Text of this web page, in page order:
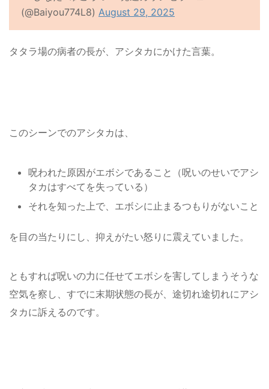
(@Baiyou774L8) August 29, 2025
タタラ場の病者の長が、アシタカにかけた言葉。
このシーンでのアシタカは、
呪われた原因がエボシであること（呪いのせいでアシ
タカはすべてを失っている）
それを知った上で、エボシに止まるつもりがないこと
を目の当たりにし、抑えがたい怒りに震えていました。
ともすれば呪いの力に任せてエボシを害してしまうそうな
空気を察し、すでに末期状態の長が、途切れ途切れにアシ
タカに訴えるのです。